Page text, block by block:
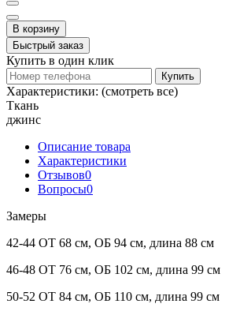
В корзину
Быстрый заказ
Купить в один клик
Купить
Характеристики: (смотреть все)
Ткань
джинс
Описание товара
Характеристики
Отзывов0
Вопросы0
Замеры
42-44 ОТ 68 см, ОБ 94 см, длина 88 см
46-48 ОТ 76 см, ОБ 102 см, длина 99 см
50-52 ОТ 84 см, ОБ 110 см, длина 99 см